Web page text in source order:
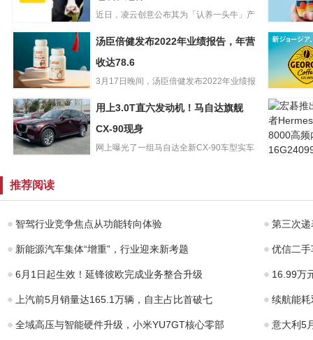
「认养一头牛」
冷藏系列第2款产
品包装长这样！
近日，凌云创意公布其为「认养一头牛」产
澳洲啤酒
Better
2000万美
汤臣倍健发布
2022年业绩报
告，年营收达
78.6
汤臣倍健发布2022年业绩报告，年营
收达78.6
3月17日晚间，汤臣倍健发布2022年业绩报
时隔14年
标！可口
下
动机！马自达旗
用上3.0T直六发动机！马自达旗舰
CX-90现身
网上曝光了一组马自达全新CX-90车型实车
推荐阅读
智驾行业竞争焦点从功能转向体验 第三次
新能源汽车集体“增重”，行业迎来新考题 优信二手
6月1日起生效！延锋彼欧完成业务整合升级 16.99万
上汽前5月销量达165.1万辆，自主占比首破七 续航能
全域高压与智能硬件升级，小米YU7GT核心零部 意大利5